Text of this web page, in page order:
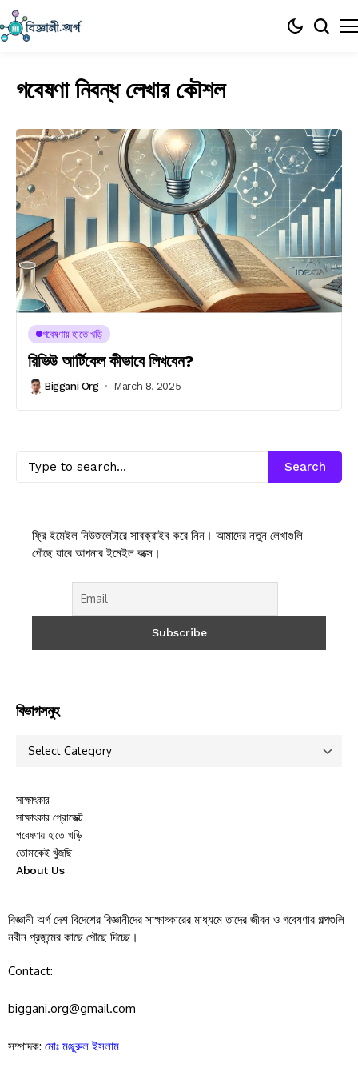
গবেষণা নিবন্ধ লেখার কৌশল
গবেষণায় হাতে খড়ি
রিভিউ আর্টিকেল কীভাবে লিখবেন?
Biggani Org March 8, 2025
Search
ফ্রি ইমেইল নিউজলেটারে সাবক্রাইব করে নিন। আমাদের নতুন লেখাগুলি
পৌছে যাবে আপনার ইমেইল বক্সে।
বিভাগসমুহ
সাক্ষাৎকার
সাক্ষাৎকার প্রোজেক্ট
গবেষণায় হাতে খড়ি
তোমাকেই খুঁজছি
About Us
বিজ্ঞানী অর্গ দেশ বিদেশের বিজ্ঞানীদের সাক্ষাৎকারের মাধ্যমে তাদের জীবন ও গবেষণার গল্পগুলি
নবীন প্রজন্মের কাছে পৌছে দিচ্ছে।
Contact:
biggani.org@gmail.com
সম্পাদক: মোঃ মঞ্জুরুল ইসলাম